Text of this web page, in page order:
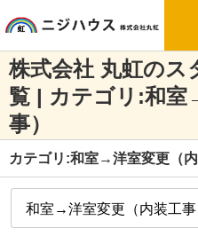
株式会社 丸虹のス
覧 | カテゴリ:和室
事）
カテゴリ:和室→洋室変更（内